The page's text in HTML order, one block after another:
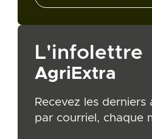
L'infolettre
AgriExtra
Recevez les
par courriel, chaque